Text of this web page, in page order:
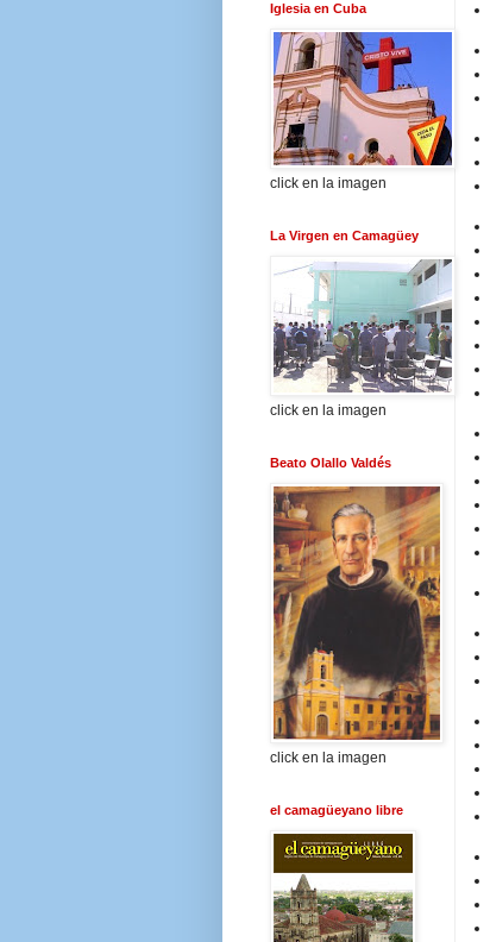
Iglesia en Cuba
click en la imagen
La Virgen en Camagüey
click en la imagen
Beato Olallo Valdés
click en la imagen
el camagüeyano libre